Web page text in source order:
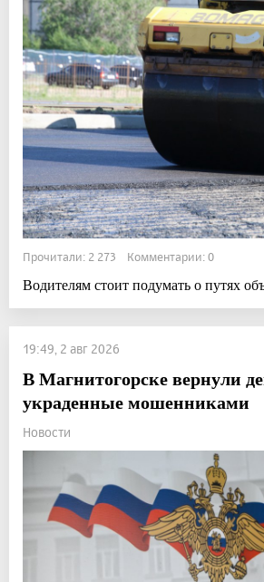
Прочитали: 2 273 Комментарии: 0
Водителям стоит подумать о путях
19:49, 2 авг 2026
В Магнитогорске вернули
украденные мошенниками
Новости